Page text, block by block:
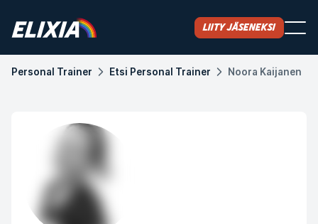
Liity jäseneksi
Personal Trainer Etsi Personal Trainer Noora Kaijanen